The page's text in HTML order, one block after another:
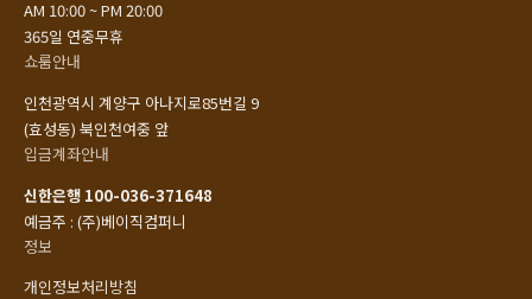
AM 10:00 ~ PM 20:00
365일 연중무휴
쇼룸안내
인천광역시 계양구 아나지로85번길 9
(효성동) 북인천여중 앞
입금계좌안내
신한은행 100-036-371648
예금주 : (주)베이직컴퍼니
정보
개인정보처리방침